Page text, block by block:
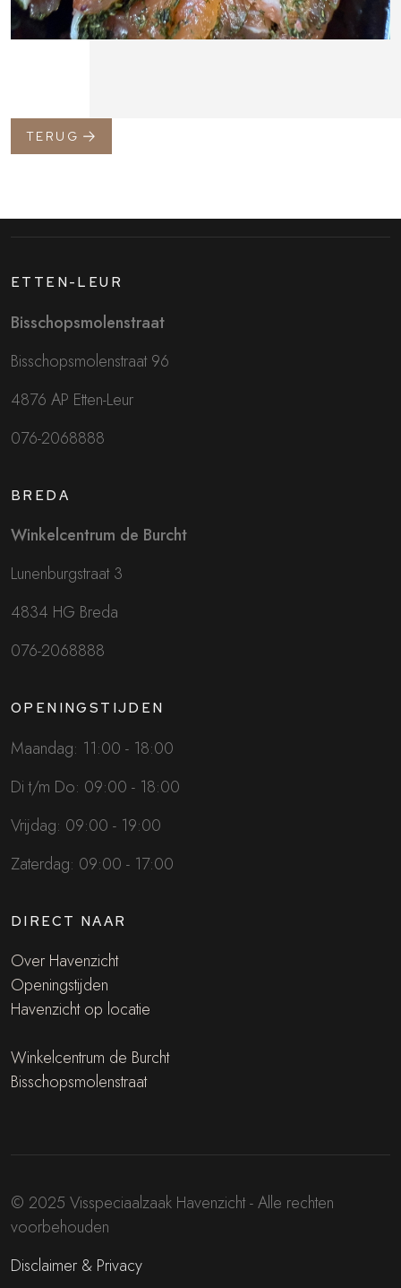
TERUG
ETTEN-LEUR
Bisschopsmolenstraat
Bisschopsmolenstraat 96
4876 AP Etten-Leur
076-2068888
BREDA
Winkelcentrum de Burcht
Lunenburgstraat 3
4834 HG Breda
076-2068888
OPENINGSTIJDEN
Maandag: 11:00 - 18:00
Di t/m Do: 09:00 - 18:00
Vrijdag: 09:00 - 19:00
Zaterdag: 09:00 - 17:00
DIRECT NAAR
Over Havenzicht
Openingstijden
Havenzicht op locatie
Winkelcentrum de Burcht
Bisschopsmolenstraat
© 2025 Visspeciaalzaak Havenzicht - Alle rechten
voorbehouden
Disclaimer & Privacy